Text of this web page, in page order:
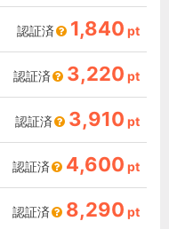
認証済 1,840 pt
認証済 3,220 pt
認証済 3,910 pt
認証済 4,600 pt
認証済 8,290 pt